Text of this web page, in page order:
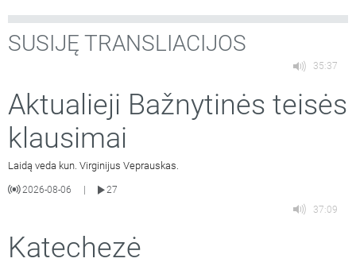
SUSIJĘ TRANSLIACIJOS
35:37
Aktualieji Bažnytinės teisės
klausimai
Laidą veda kun. Virginijus Veprauskas.
2026-08-06
27
37:09
Katechezė